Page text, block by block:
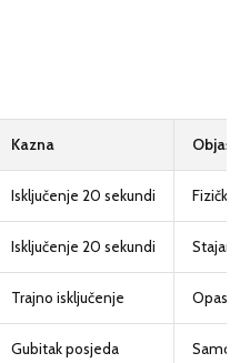
Kazna
Isključenje 20 sekundi
Isključenje 20 sekundi
Trajno isključenje
Gubitak posjeda Samo